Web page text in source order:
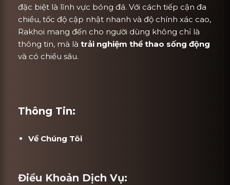
đặc biệt là lĩnh vực bóng đá. Với cách tiếp cận đa
chiều, tốc độ cập nhật nhanh và độ chính xác cao,
Rakhoi mang đến cho người dùng không chỉ là
thông tin, mà là trải nghiệm thể thao sống động
và có chiều sâu.
Thông Tin:
Về Chúng Tôi
Điều Khoản Dịch Vụ: